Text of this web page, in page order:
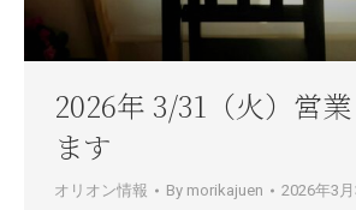
2026年 3/31（火）営
ます
オリオン情報 By morikajuen 2026年3月